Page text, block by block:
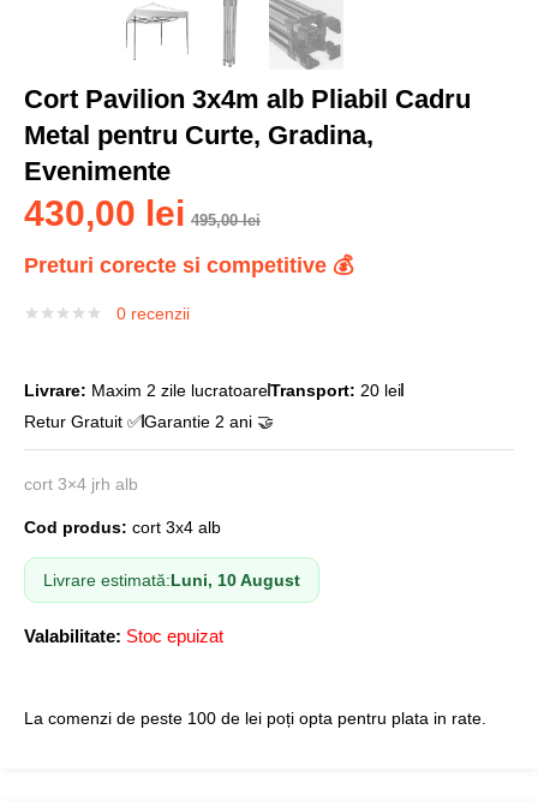
Cort Pavilion 3x4m alb Pliabil Cadru
Metal pentru Curte, Gradina,
Evenimente
430,00 lei 495,00lei
Preturi corecte si competitive 💰
0 recenzii
Livrare: Maxim 2 zile lucratoareTransport: 20 lei
Retur Gratuit ✅Garantie 2 ani 🤝
cort 3×4 jrh alb
Cod produs: cort 3x4 alb
Livrare estimată:Luni, 10 August
Valabilitate: Stoc epuizat
La comenzi de peste 100 de lei poți opta pentru plata in rate.